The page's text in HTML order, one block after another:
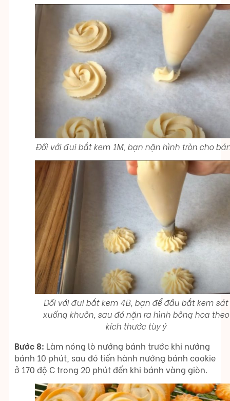
Đối với đui bắt kem 1M, bạn nặn hình tròn cho
Đối với đui bắt kem 4B, bạn để đầu bắt kem sát
xuống khuôn, sau đó nặn ra hình bông hoa theo
kích thước tùy ý
Bước 8: Làm nóng lò nướng bánh trước khi nướng
bánh 10 phút, sau đó tiến hành nướng bánh cookie
ở 170 độ C trong 20 phút đến khi bánh vàng giòn.